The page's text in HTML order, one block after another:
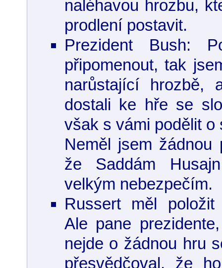
naléhavou hrozbu,
prodlení postavit.
Prezident Bush:
připomenout, tak
narůstající hrozbě,
dostali ke hře se
však s vámi podělit o
Neměl jsem žádnou
že Saddám
velkým nebezpečím.
Russert měl
Ale pane
nejde o žádnou hru
přesvědčoval, že